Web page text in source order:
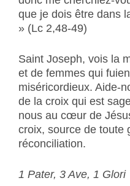
que je dois être dans
» (Lc 2,48-49)
Saint Joseph, vois la
et de femmes qui
miséricordieux. Aide-
de la croix qui est
nous au cœur de
croix, source de toute
réconciliation.
1 Pater, 3 Ave, 1 Glori